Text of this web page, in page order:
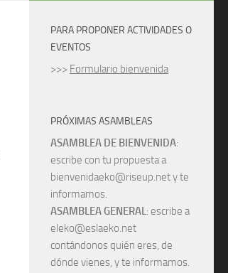
PARA PROPONER ACTIVIDADES O
EVENTOS
>>> Formulario bienvenida
PRÓXIMAS ASAMBLEAS
ASAMBLEA DE BIENVENIDA:
escribe con tu propuesta a
bienvenidaeko@riseup.net y te
informamos.
ASAMBLEA GENERAL: escribe a
eleko@eslaeko.net
contándonos quién eres, de
dónde vienes, y te informamos.